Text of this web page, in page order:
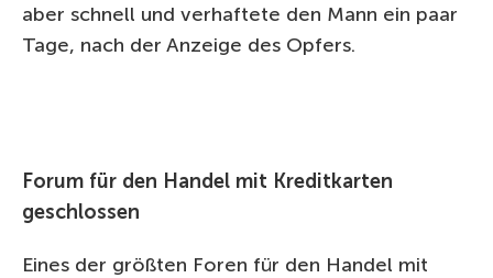
aber schnell und verhaftete den Mann ein paar
Tage, nach der Anzeige des Opfers.
Forum für den Handel mit Kreditkarten
geschlossen
Eines der größten Foren für den Handel mit